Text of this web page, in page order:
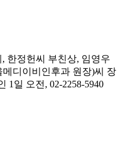
한정헌씨 부친상, 임영우
디이비인후과 원장)씨 장
1일 오전, 02-2258-5940